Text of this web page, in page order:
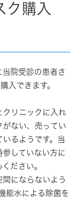
ク購入
院受診の患者さ
入できます。
クリニックに入れ
がない、売ってい
るようです。当
していない方に
ださい。
にならないよう
能水による除菌を